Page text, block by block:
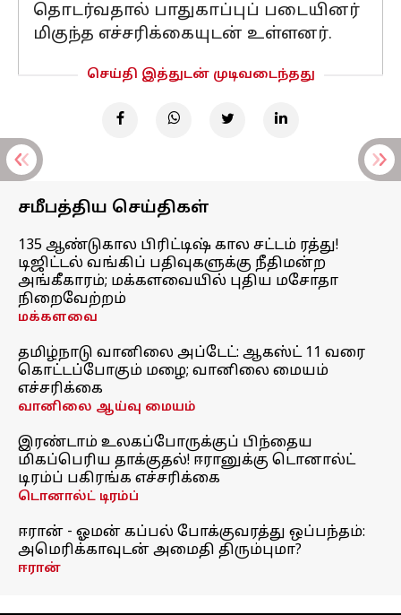
தொடர்வதால் பாதுகாப்புப் படையினர்
மிகுந்த எச்சரிக்கையுடன் உள்ளனர்.
செய்தி இத்துடன் முடிவடைந்தது
சமீபத்திய செய்திகள்
135 ஆண்டுகால பிரிட்டிஷ் கால சட்டம் ரத்து!
டிஜிட்டல் வங்கிப் பதிவுகளுக்கு நீதிமன்ற
அங்கீகாரம்; மக்களவையில் புதிய மசோதா
நிறைவேற்றம்
மக்களவை
தமிழ்நாடு வானிலை அப்டேட்: ஆகஸ்ட் 11 வரை
கொட்டப்போகும் மழை; வானிலை மையம்
எச்சரிக்கை
வானிலை ஆய்வு மையம்
இரண்டாம் உலகப்போருக்குப் பிந்தைய
மிகப்பெரிய தாக்குதல்! ஈரானுக்கு டொனால்ட்
டிரம்ப் பகிரங்க எச்சரிக்கை
டொனால்ட் டிரம்ப்
ஈரான் - ஓமன் கப்பல் போக்குவரத்து ஒப்பந்தம்:
அமெரிக்காவுடன் அமைதி திரும்புமா?
ஈரான்